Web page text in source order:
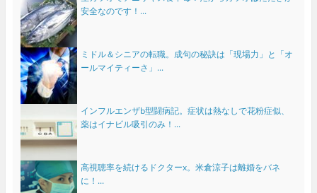
安全なのです！...
ミドル＆シニアの転職。成句の秘訣は「現場力」と「オ
ールマイティーさ」...
インフルエンザb型闘病記。症状は熱なしで花粉症似、
薬はイナビル吸引のみ！...
高視聴率を続けるドクターx。米倉涼子は離婚をバネ
に！...